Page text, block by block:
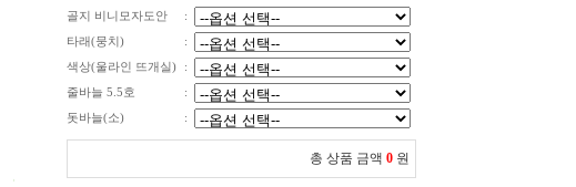
골지 비니모자도안
:
타래(뭉치)
:
색상(울라인 뜨개실)
:
줄바늘 5.5호
:
돗바늘(소)
:
총 상품 금액 0 원